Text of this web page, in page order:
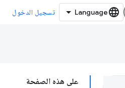
تسجيل الدخول
على هذه الصفحة